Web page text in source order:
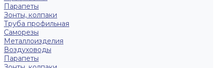
Парапеты
Зонты, колпаки
Труба профильная
Саморезы
Металлоизделия
Воздуховоды
Парапеты